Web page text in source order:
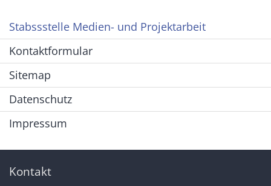
Stabssstelle Medien- und Projektarbeit
Kontaktformular
Sitemap
Datenschutz
Impressum
Kontakt